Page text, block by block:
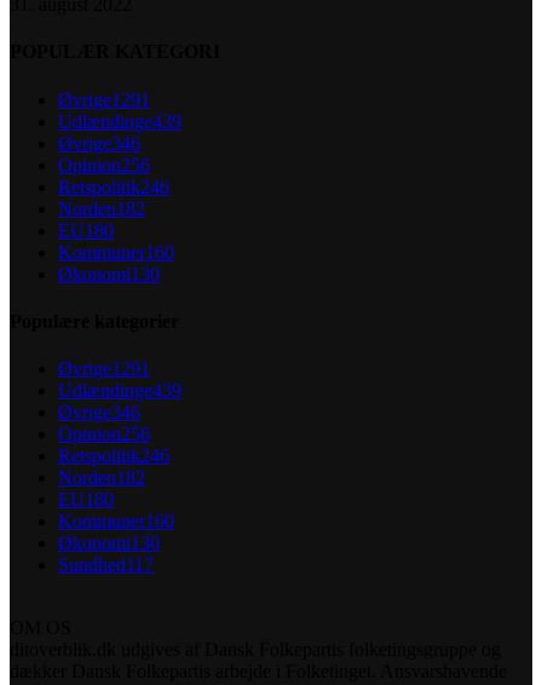
Øvrige1291
Udlændinge439
Øvrige346
Opinion256
Retspolitik246
Norden182
EU180
Kommuner160
Økonomi130
Øvrige1291
Udlændinge439
Øvrige346
Opinion256
Retspolitik246
Norden182
EU180
Kommuner160
Økonomi130
Sundhed117